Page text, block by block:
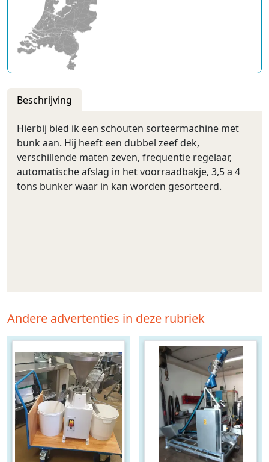
Beschrijving
Hierbij bied ik een schouten sorteermachine met
bunk aan. Hij heeft een dubbel zeef dek,
verschillende maten zeven, frequentie regelaar,
automatische afslag in het voorraadbakje, 3,5 a 4
tons bunker waar in kan worden gesorteerd.
Andere advertenties in deze rubriek